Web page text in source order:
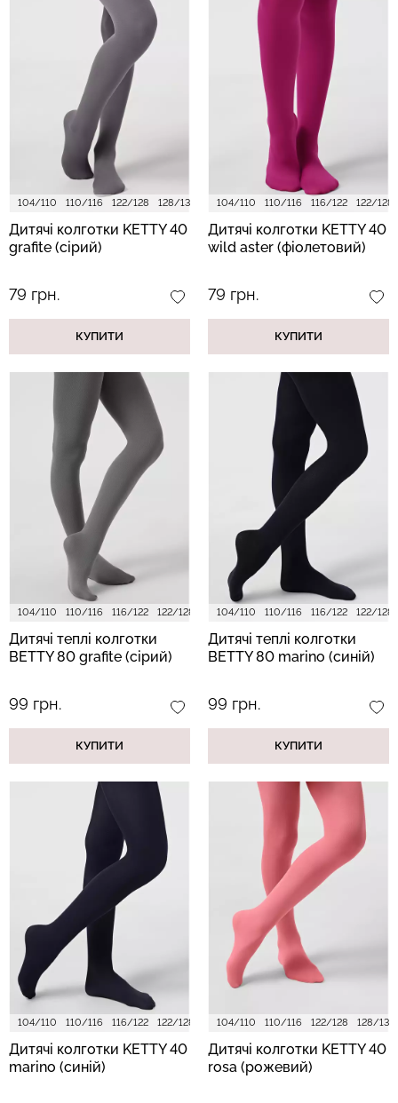
104/110 110/116 122/128 128/134 140/146
Дитячі колготки KETTY 40
grafite (сірий)
79 грн.
КУПИТИ
104/110 110/116 116/122 122/128
Дитячі колготки KETTY 40
wild aster (фіолетовий)
79 грн.
КУПИТИ
104/110 110/116 116/122 122/128 128/134
Дитячі теплі колготки
BETTY 80 grafite (сірий)
99 грн.
КУПИТИ
104/110 110/116 116/122 122/128
Дитячі теплі колготки
BETTY 80 marino (синій)
99 грн.
КУПИТИ
104/110 110/116 116/122 122/128 128/134
Дитячі колготки KETTY 40
marino (синій)
104/110 110/116 122/128 128/134
Дитячі колготки KETTY 40
rosa (рожевий)